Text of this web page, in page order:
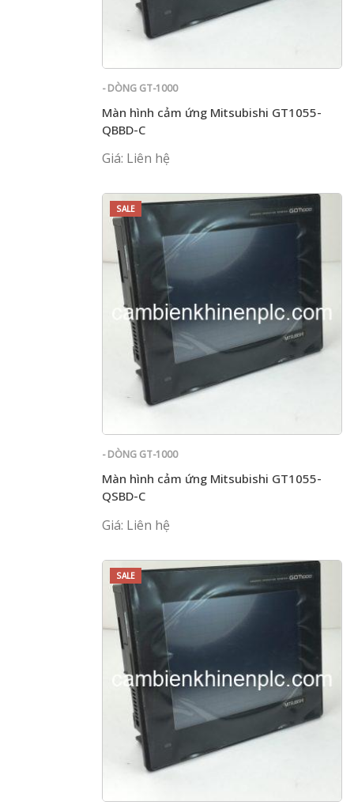
- DÒNG GT-1000
Màn hình cảm ứng Mitsubishi GT1055-
QBBD-C
Giá: Liên hệ
SALE
- DÒNG GT-1000
Màn hình cảm ứng Mitsubishi GT1055-
QSBD-C
Giá: Liên hệ
SALE